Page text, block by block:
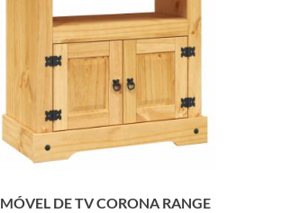
MÓVEL DE TV CORONA RANGE